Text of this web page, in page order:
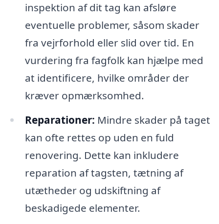
inspektion af dit tag kan afsløre
eventuelle problemer, såsom skader
fra vejrforhold eller slid over tid. En
vurdering fra fagfolk kan hjælpe med
at identificere, hvilke områder der
kræver opmærksomhed.
Reparationer: Mindre skader på taget
kan ofte rettes op uden en fuld
renovering. Dette kan inkludere
reparation af tagsten, tætning af
utætheder og udskiftning af
beskadigede elementer.